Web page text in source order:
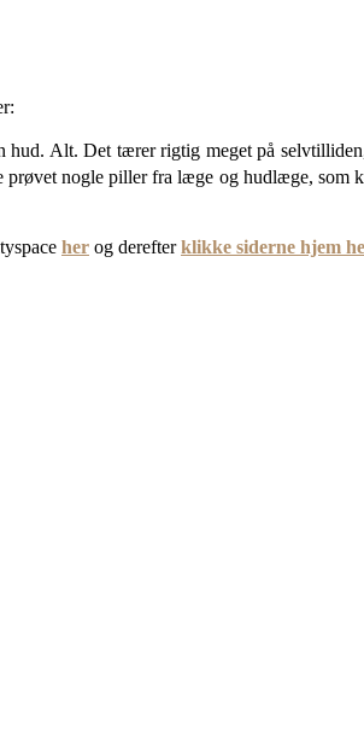
hud. Alt. Det tærer rigtig meget på
prøvet nogle piller fra læge og hudlæge,
her og derefterklikke siderne hjem